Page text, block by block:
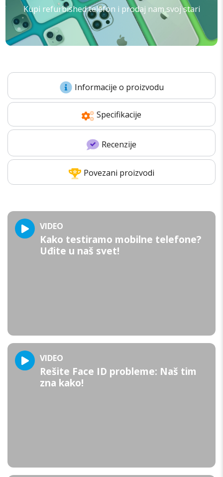
Kupi refurbished telefon i prodaj nam svoj stari
Informacije o proizvodu
Specifikacije
Recenzije
Povezani proizvodi
VIDEO
Kako testiramo mobilne telefone?
Uđite u naš svet!
VIDEO
Rešite Face ID probleme: Naš tim
zna kako!